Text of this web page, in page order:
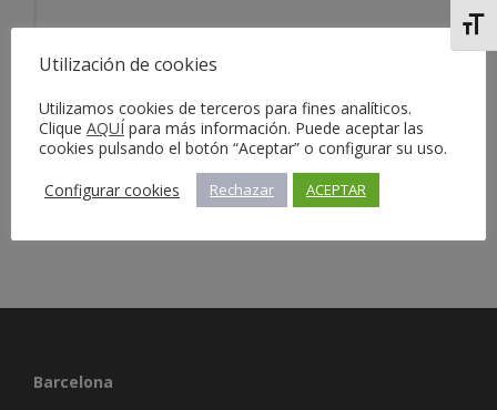
Barcelona
Utilización de cookies
Utilizamos cookies de terceros para fines analíticos.
Clique AQUÍ para más información. Puede aceptar las
cookies pulsando el botón “Aceptar” o configurar su uso.
Configurar cookies
Rechazar ACEPTAR